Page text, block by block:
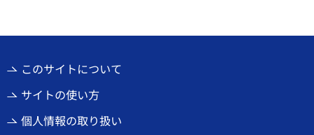
このサイトについて
サイトの使い方
個人情報の取り扱い